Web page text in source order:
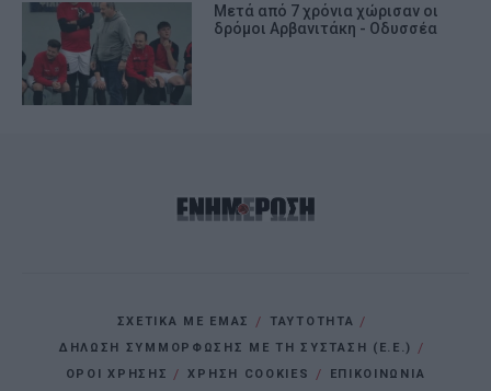
Μετά από 7 χρόνια χώρισαν οι
δρόμοι Αρβανιτάκη - Οδυσσέα
ΣΧΕΤΙΚΑ ΜΕ ΕΜΑΣ
ΤΑΥΤΟΤΗΤΑ
ΔΗΛΩΣΗ ΣΥΜΜΟΡΦΩΣΗΣ ΜΕ ΤΗ ΣΥΣΤΑΣΗ (Ε.Ε.)
ΌΡΟΙ ΧΡΗΣΗΣ
ΧΡΗΣΗ COOKIES ΕΠΙΚΟΙΝΩΝΙΑ